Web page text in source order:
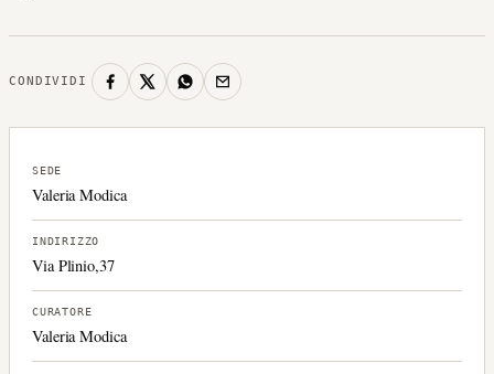
CONDIVIDI
SEDE
Valeria Modica
INDIRIZZO
Via Plinio,37
CURATORE
Valeria Modica